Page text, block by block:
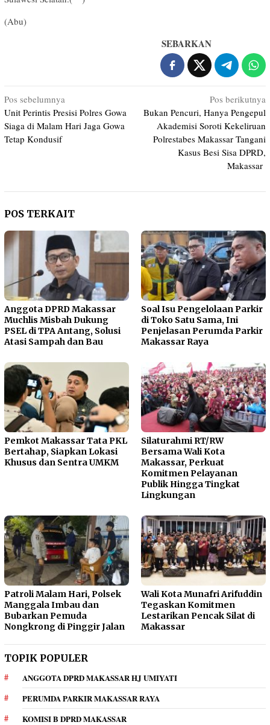
(Abu)
SEBARKAN
Navigasi
pos
Pos sebelumnya
Unit Perintis Presisi Polres Gowa
Siaga di Malam Hari Jaga Gowa
Tetap Kondusif
Pos berikutnya
Bukan Pencuri, Hanya Pengepul
Akademisi Soroti Kekeliruan
Polrestabes Makassar Tangani
Kasus Besi Sisa DPRD,
Makassar
POS TERKAIT
Anggota DPRD Makassar
Muchlis Misbah Dukung
PSEL di TPA Antang, Solusi
Atasi Sampah dan Bau
Soal Isu Pengelolaan Parkir
di Toko Satu Sama, Ini
Penjelasan Perumda Parkir
Makassar Raya
Pemkot Makassar Tata PKL
Bertahap, Siapkan Lokasi
Khusus dan Sentra UMKM
Silaturahmi RT/RW
Bersama Wali Kota
Makassar, Perkuat
Komitmen Pelayanan
Publik Hingga Tingkat
Lingkungan
Patroli Malam Hari, Polsek
Manggala Imbau dan
Bubarkan Pemuda
Nongkrong di Pinggir Jalan
Wali Kota Munafri Arifuddin
Tegaskan Komitmen
Lestarikan Pencak Silat di
Makassar
TOPIK POPULER
ANGGOTA DPRD MAKASSAR HJ UMIYATI
PERUMDA PARKIR MAKASSAR RAYA
KOMISI B DPRD MAKASSAR